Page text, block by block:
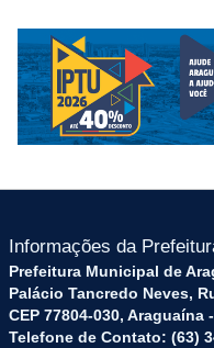
Informações da
Prefeitura Municipal de
Palácio Tancredo Neves,
CEP 77804-030, Araguaína
Telefone de Contato: (63)